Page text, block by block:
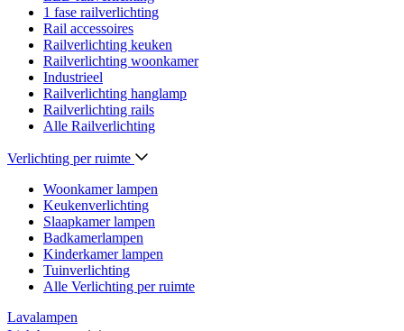
1 fase railverlichting
Rail accessoires
Railverlichting keuken
Railverlichting woonkamer
Industrieel
Railverlichting hanglamp
Railverlichting rails
Alle Railverlichting
Verlichting per ruimte
Woonkamer lampen
Keukenverlichting
Slaapkamer lampen
Badkamerlampen
Kinderkamer lampen
Tuinverlichting
Alle Verlichting per ruimte
Lavalampen